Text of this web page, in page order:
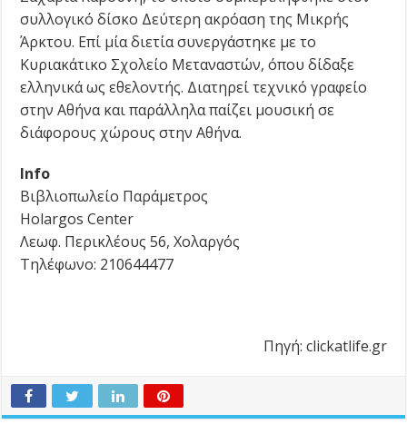
συλλογικό δίσκο Δεύτερη ακρόαση της Μικρής
Άρκτου. Επί μία διετία συνεργάστηκε με το
Κυριακάτικο Σχολείο Μεταναστών, όπου δίδαξε
ελληνικά ως εθελοντής. Διατηρεί τεχνικό γραφείο
στην Αθήνα και παράλληλα παίζει μουσική σε
διάφορους χώρους στην Αθήνα.
Info
Βιβλιοπωλείο Παράμετρος
Holargos Center
Λεωφ. Περικλέους 56, Χολαργός
Τηλέφωνο: 210644477
Πηγή: clickatlife.gr